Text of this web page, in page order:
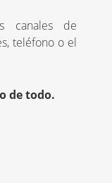
canales de
teléfono o el
de todo.